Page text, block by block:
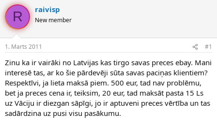
v
e
d
i
n
u
z
s
ā
c
ē
k
m
a
u
m
s
R raivisp
New member
1. Marts 2011 #1
Zinu ka ir vairāki no Latvijas kas tirgo savas preces ebay. Mani
interesē tas, ar ko šie pārdevēji sūta savas paciņas klientiem?
Respektīvi, ja lieta maksā piem. 500 eur, tad nav problēmu,
bet ja preces cena ir, teiksim, 20 eur, tad maksāt pasta 15 Ls
uz Vāciju ir diezgan sāpīgi, jo ir aptuveni preces vērtība un tas
sadārdzina uz pusi visu pasākumu.